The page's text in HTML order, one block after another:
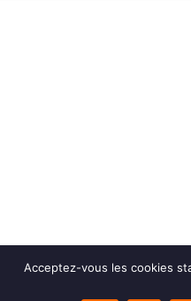
Acceptez-vous les cookies